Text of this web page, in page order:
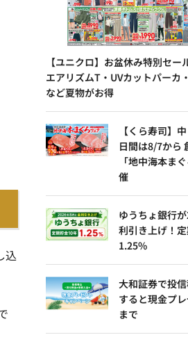
込
【ユニクロ】お盆休み特別セー
エアリズムT・UVカットパーカ
など夏物がお得
【くら寿司】
日間は8/7から
「地中海本ま
催
ゆうちょ銀行
利引き上げ！
1.25%
大和証券で投
すると現金プ
まで